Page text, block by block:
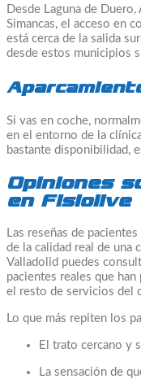
Desde Laguna de
Simancas, el acceso en
está cerca de la salida
desde estos municipios
Si vas en coche,
en el entorno de la
bastante disponibilidad,
Opiniones
en Fisiolive
Las reseñas de
de la calidad real de una
Valladolid puedes
pacientes reales que
el resto de servicios del
Lo que más repiten los
El trato cercano y
La sensación de